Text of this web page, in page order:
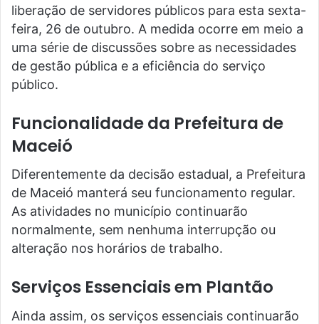
liberação de servidores públicos para esta sexta-
feira, 26 de outubro. A medida ocorre em meio a
uma série de discussões sobre as necessidades
de gestão pública e a eficiência do serviço
público.
Funcionalidade da Prefeitura de
Maceió
Diferentemente da decisão estadual, a Prefeitura
de Maceió manterá seu funcionamento regular.
As atividades no município continuarão
normalmente, sem nenhuma interrupção ou
alteração nos horários de trabalho.
Serviços Essenciais em Plantão
Ainda assim, os serviços essenciais continuarão